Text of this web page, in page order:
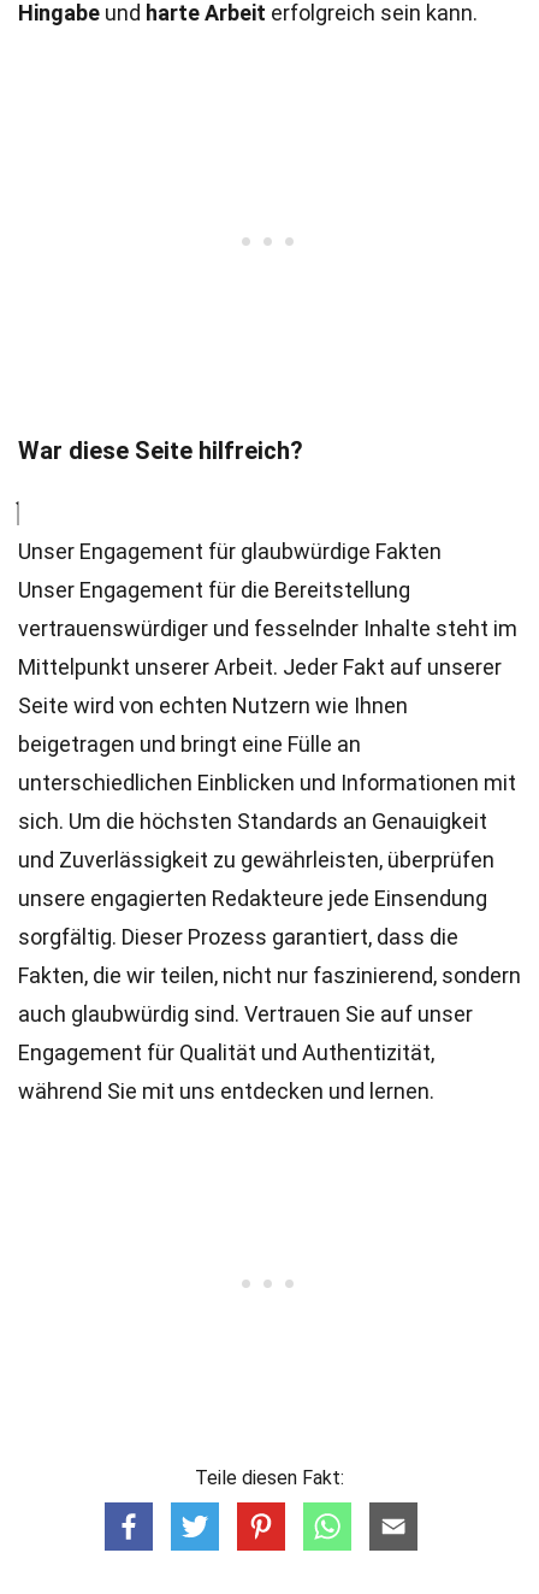
Hingabe und harte Arbeit erfolgreich sein kann.
War diese Seite hilfreich?
Unser Engagement für glaubwürdige Fakten
Unser Engagement für die Bereitstellung
vertrauenswürdiger und fesselnder Inhalte steht im
Mittelpunkt unserer Arbeit. Jeder Fakt auf unserer
Seite wird von echten Nutzern wie Ihnen
beigetragen und bringt eine Fülle an
unterschiedlichen Einblicken und Informationen mit
sich. Um die höchsten Standards an Genauigkeit
und Zuverlässigkeit zu gewährleisten, überprüfen
unsere engagierten Redakteure jede Einsendung
sorgfältig. Dieser Prozess garantiert, dass die
Fakten, die wir teilen, nicht nur faszinierend, sondern
auch glaubwürdig sind. Vertrauen Sie auf unser
Engagement für Qualität und Authentizität,
während Sie mit uns entdecken und lernen.
Teile diesen Fakt: